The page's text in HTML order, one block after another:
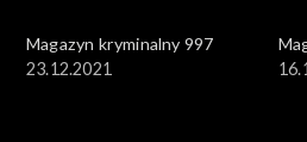
Magazyn kryminalny 997
23.12.2021